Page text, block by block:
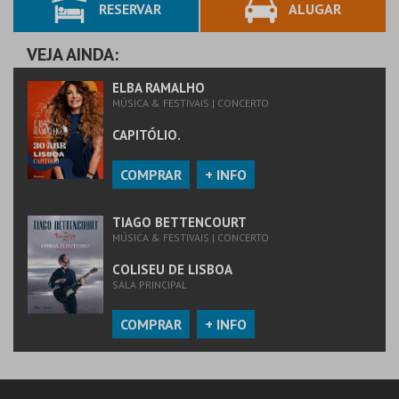
RESERVAR ALUGAR
VEJA AINDA:
ELBA RAMALHO
MÚSICA & FESTIVAIS | CONCERTO
CAPITÓLIO.
COMPRAR + INFO
TIAGO BETTENCOURT
MÚSICA & FESTIVAIS | CONCERTO
COLISEU DE LISBOA
SALA PRINCIPAL
COMPRAR + INFO